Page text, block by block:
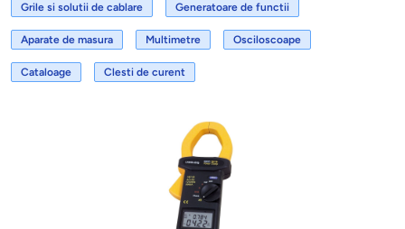
Grile si solutii de cablare Generatoare de functii
Aparate de masura Multimetre Osciloscoape
Cataloage Clesti de curent